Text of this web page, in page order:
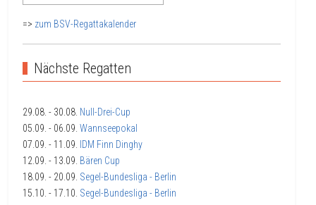
=> zum BSV-Regattakalender
Nächste Regatten
29.08. - 30.08. Null-Drei-Cup
05.09. - 06.09. Wannseepokal
07.09. - 11.09. IDM Finn Dinghy
12.09. - 13.09. Bären Cup
18.09. - 20.09. Segel-Bundesliga - Berlin
15.10. - 17.10. Segel-Bundesliga - Berlin